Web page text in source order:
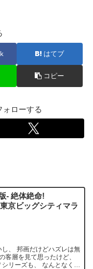
はてブ
コピー
ローする
- 絶体絶命!
京ビッグシティマラ
、 邦画だけどハズレは無
客層を見て思ったけど、
リーズも、 なんとなく